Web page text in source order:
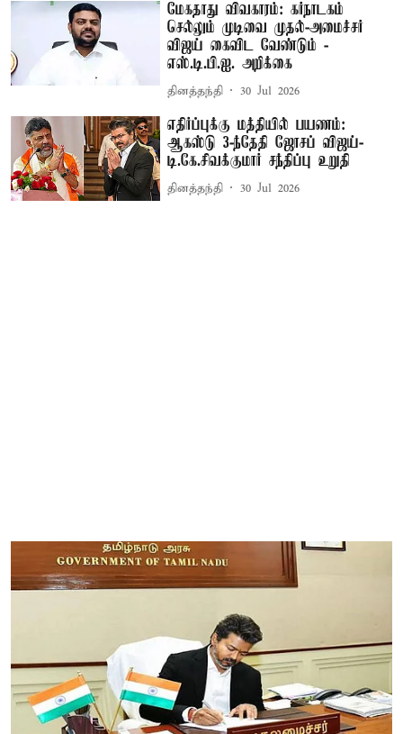
மேகதாது விவகாரம்: கர்நாடகம்
செல்லும் முடிவை முதல்-அமைச்சர்
விஜய் கைவிட வேண்டும் -
எஸ்.டி.பி.ஐ. அறிக்கை
தினத்தந்தி 30 Jul 2026
எதிர்ப்புக்கு மத்தியில் பயணம்:
ஆகஸ்டு 3-ந்தேதி ஜோசப் விஜய்-
டி.கே.சிவக்குமார் சந்திப்பு உறுதி
தினத்தந்தி 30 Jul 2026